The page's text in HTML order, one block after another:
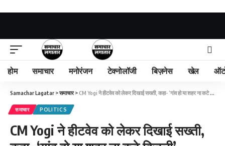
होम समाचार मनोरंजन टेक्नोलॉजी बिज़नेस खेल
Samachar Lagatar >समाचार>CM Yogi ने हीटवेव को लेकर दिखाई सख्ती, कहा- ‘गांव हो या शहर ना कटे बिजली’
समाचार POLITICS
CM Yogi ने हीटवेव को लेकर दिखाई सख्ती,